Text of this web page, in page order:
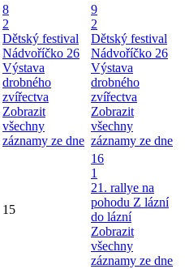
8
2
Dětský festival
Nádvoříčko 26
Výstava
drobného
zvířectva
Zobrazit
všechny
záznamy ze dne
9
2
Dětský festival
Nádvoříčko 26
Výstava
drobného
zvířectva
Zobrazit
všechny
záznamy ze dne
15
16
1
21. rallye na
pohodu Z lázní
do lázní
Zobrazit
všechny
záznamy ze dne